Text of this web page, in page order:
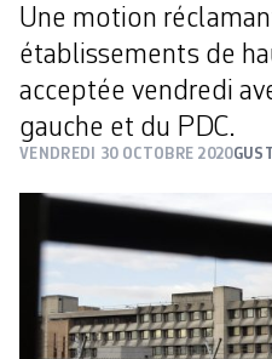
Une motion
établissements de
acceptée vendredi
gauche et du PDC.
VENDREDI 30 OCTOBRE 2020